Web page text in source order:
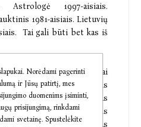
Astrologė 1997-aisiais.
1981-aisiais. Lietuvių
Tai gali būti bet kas iš
galėdamas laisvai
realybę. Jis
žmogų, kad tas
laboratorijai. Užduotis
ir emocijas, o šias
Norėdami pagerinti
ir Jūsų patirtį, mes
duomenims įsiminti,
prisijungimą, rinkdami
svetainę. Spustelėkite